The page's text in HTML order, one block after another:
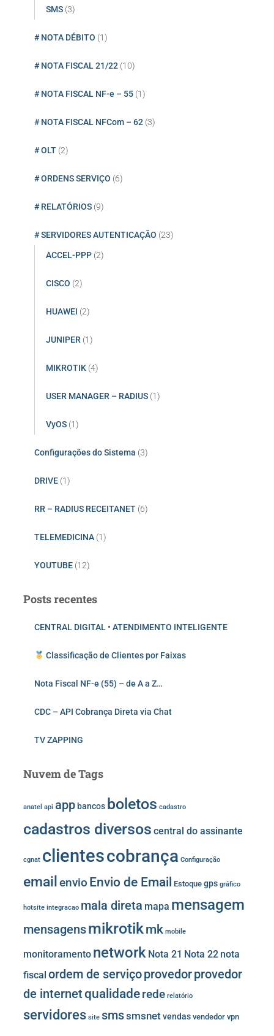
SMS (3)
# NOTA DÉBITO (1)
# NOTA FISCAL 21/22 (10)
# NOTA FISCAL NF-e – 55 (1)
# NOTA FISCAL NFCom – 62 (3)
# OLT (2)
# ORDENS SERVIÇO (6)
# RELATÓRIOS (9)
# SERVIDORES AUTENTICAÇÃO (23)
ACCEL-PPP (2)
CISCO (2)
HUAWEI (2)
JUNIPER (1)
MIKROTIK (4)
USER MANAGER – RADIUS (1)
VyOS (1)
Configurações do Sistema (3)
DRIVE (1)
RR – RADIUS RECEITANET (6)
TELEMEDICINA (1)
YOUTUBE (12)
Posts recentes
CENTRAL DIGITAL • ATENDIMENTO INTELIGENTE
Classificação de Clientes por Faixas
Nota Fiscal NF-e (55) – de A a Z…
CDC – API Cobrança Direta via Chat
TV ZAPPING
Nuvem de Tags
anatel api app bancos boletos cadastro
cadastros diversos central do assinante
cgnat clientescobrança Configuração
email envio Envio de Email Estoque gps gráfico
hotsite integracao mala direta mapa mensagem
mensagensmikrotikmk mobile
monitoramento network Nota 21 Nota 22 nota
fiscal ordem de serviçoprovedorprovedor
de internetqualidaderede relatório
servidores site smssmsnetvendas vendedor vpn